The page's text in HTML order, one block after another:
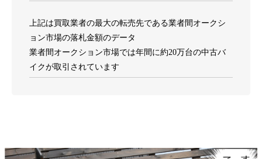
上記は買取業者の最大の転売先である業者間オークシ
ョン市場の落札金額のデータ
業者間オークション市場では年間に約20万台の中古バ
イクが取引されています